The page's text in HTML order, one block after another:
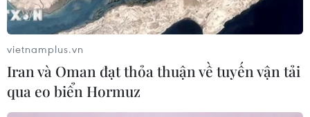
vietnamplus.vn
Iran và Oman đạt thỏa thuận về tuyến vận tải
qua eo biển Hormuz